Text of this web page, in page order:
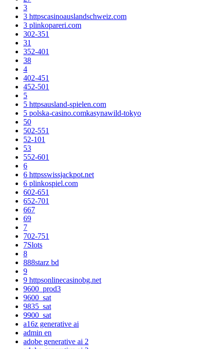
3
3 httpscasinoauslandschweiz.com
3 plinkopareri.com
302-351
31
352-401
38
4
402-451
452-501
5
5 httpsausland-spielen.com
5 polska-casino.comkasynawild-tokyo
50
502-551
52-101
53
552-601
6
6 httpsswissjackpot.net
6 plinkospiel.com
602-651
652-701
667
69
7
702-751
7Slots
8
888starz bd
9
9 httpsonlinecasinobg.net
9600_prod3
9600_sat
9835_sat
9900_sat
a16z generative ai
admin en
adobe generative ai 2